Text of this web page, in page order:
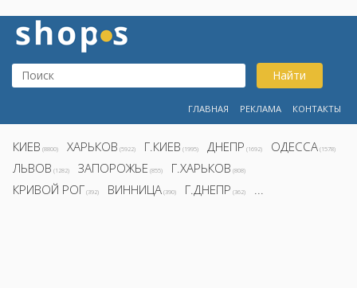
Найти
ГЛАВНАЯ РЕКЛАМА КОНТАКТЫ
КИЕВ (8800) ХАРЬКОВ (5922) Г.КИЕВ (1995) ДНЕПР (1692) ОДЕССА (1578)
ЛЬВОВ (1282) ЗАПОРОЖЬЕ (855) Г.ХАРЬКОВ (808)
КРИВОЙ РОГ (392) ВИННИЦА (390) Г.ДНЕПР (362) ...